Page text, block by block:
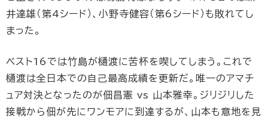
井達雄（第4シード）、小野寺健容（第6シード）も敗れてし
まった。
ベスト16では竹島が樋渡に苦杯を喫してしまう。これで
樋渡は全日本での自己最高成績を更新だ。唯一のアマチ
ュア対決となったのが佃昌憲 vs 山本雅幸。ジリジリした
接戦から佃が先にワンモアに到達するが、山本も意地を見